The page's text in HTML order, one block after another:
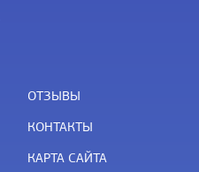
ОТЗЫВЫ
КОНТАКТЫ
КАРТА САЙТА